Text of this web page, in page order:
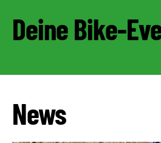
Deine Bike-
News